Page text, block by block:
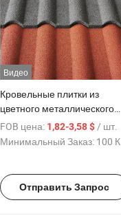
Видео
Кровельные плитки из
цветного металлического
покрытия, римская
черепица, африканская
FOB цена: 1,82-3,58 $ / шт.
Минимальный Заказ: 100 Куски
Отправить Запрос